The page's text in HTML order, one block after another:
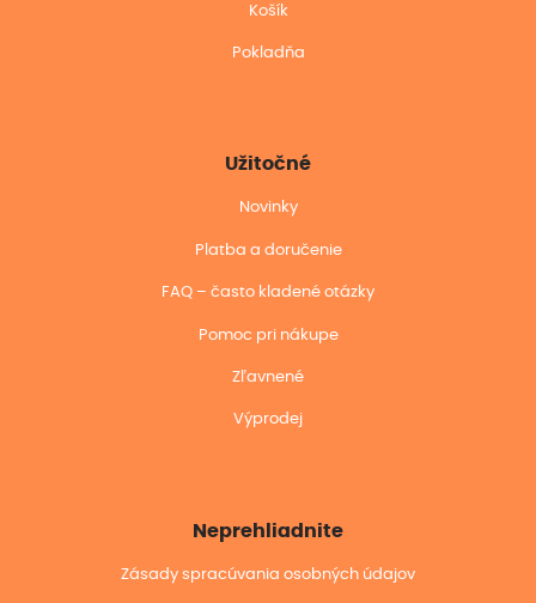
Košík
Pokladňa
Užitočné
Novinky
Platba a doručenie
FAQ – často kladené otázky
Pomoc pri nákupe
Zľavnené
Výprodej
Neprehliadnite
Zásady spracúvania osobných údajov